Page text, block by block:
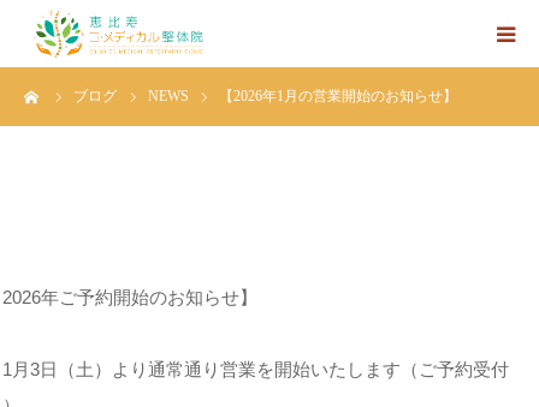
ブログ NEWS 【2026年1月の営業開始のお知らせ】
年ご予約開始のお知らせ】
月3日（土）より通常通り営業を開始いたします（ご予約受付
ホーム
【施術コース】
【アクセス】